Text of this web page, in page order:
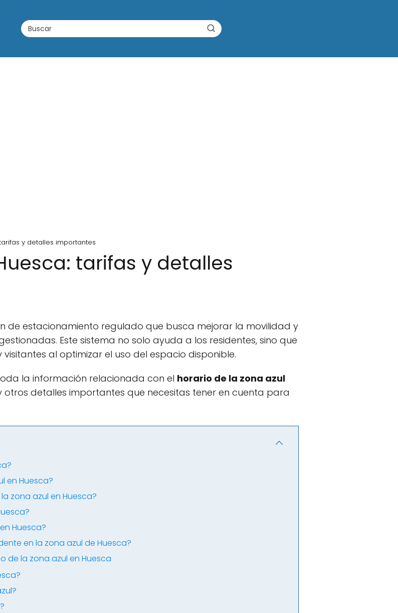
y detalles importantes
tarifas y detalles
de estacionamiento regulado que busca mejorar la movilidad y
Este sistema no solo ayuda a los residentes, sino que
al optimizar el uso del espacio disponible.
la información relacionada con el horario de la zona azul
detalles importantes que necesitas tener en cuenta para
en Huesca?
zona azul en Huesca?
Huesca?
en la zona azul de Huesca?
de la zona azul en Huesca